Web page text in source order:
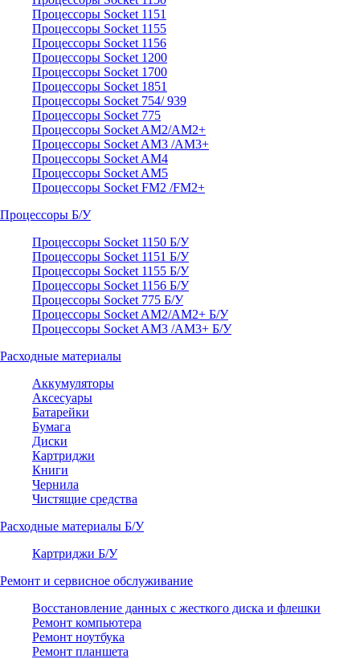
Процессоры Socket 1151
Процессоры Socket 1155
Процессоры Socket 1156
Процессоры Socket 1200
Процессоры Socket 1700
Процессоры Socket 1851
Процессоры Socket 754/ 939
Процессоры Socket 775
Процессоры Socket AM2/AM2+
Процессоры Socket AM3 /AM3+
Процессоры Socket AM4
Процессоры Socket AM5
Процессоры Socket FM2 /FM2+
Процессоры Б/У
Процессоры Socket 1150 Б/У
Процессоры Socket 1151 Б/У
Процессоры Socket 1155 Б/У
Процессоры Socket 1156 Б/У
Процессоры Socket 775 Б/У
Процессоры Socket AM2/AM2+ Б/У
Процессоры Socket AM3 /AM3+ Б/У
Расходные материалы
Аккумуляторы
Аксесуары
Батарейки
Бумага
Диски
Картриджи
Книги
Чернила
Чистящие средства
Расходные материалы Б/У
Картриджи Б/У
Ремонт и сервисное обслуживание
Восстановление данных с жесткого диска и флешки
Ремонт компьютера
Ремонт ноутбука
Ремонт планшета